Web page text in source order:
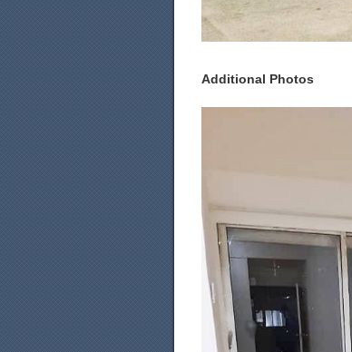
Additional Photos